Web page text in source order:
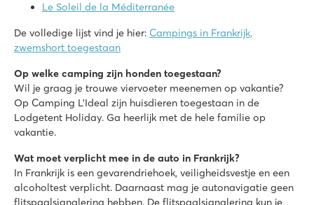
Le Soleil de la Méditerranée
De volledige lijst vind je hier: Campings in Frankrijk,
zwemshort toegestaan
Op welke camping zijn honden toegestaan?
Wil je graag je trouwe viervoeter meenemen op vakantie?
Op Camping L’Ideal zijn huisdieren toegestaan in de
Lodgetent Holiday. Ga heerlijk met de hele familie op
vakantie.
Wat moet verplicht mee in de auto in Frankrijk?
In Frankrijk is een gevarendriehoek, veiligheidsvestje en een
alcoholtest verplicht. Daarnaast mag je autonavigatie geen
flitspaalsignalering hebben. De flitspaalsignalering kun je